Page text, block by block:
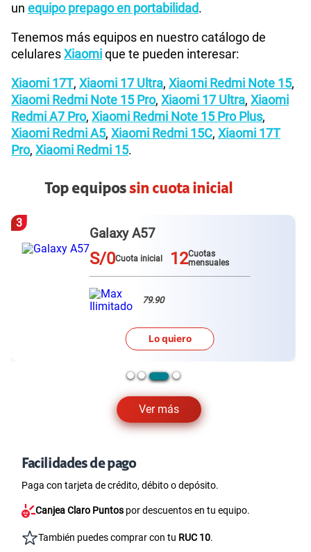
un equipo prepago en portabilidad.
Tenemos más equipos en nuestro catálogo de
celularesXiaomique te pueden interesar:
Xiaomi 17T, Xiaomi 17 Ultra, Xiaomi Redmi Note 15,
Xiaomi Redmi Note 15 Pro, Xiaomi 17 Ultra, Xiaomi
Redmi A7 Pro, Xiaomi Redmi Note 15 Pro Plus,
Xiaomi Redmi A5, Xiaomi Redmi 15C, Xiaomi 17T
Pro, Xiaomi Redmi 15.
Top equipossin cuota inicial
Ver más
3
Galaxy A57
S/0Cuota inicial 12Cuotas
mensuales
79.90
Lo quiero
Facilidades de pago
Paga con tarjeta de crédito, débito o depósito.
Canjea Claro Puntos por descuentos en tu equipo.
También puedes comprar con tu RUC 10.